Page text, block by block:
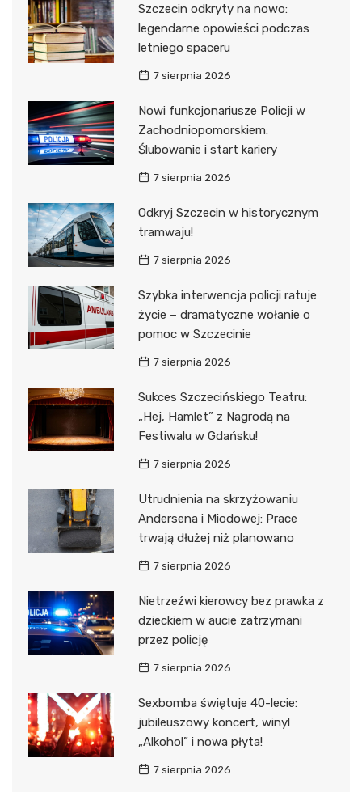
Szczecin odkryty na nowo:
legendarne opowieści podczas
letniego spaceru
7 sierpnia 2026
Nowi funkcjonariusze Policji w
Zachodniopomorskiem:
Ślubowanie i start kariery
7 sierpnia 2026
Odkryj Szczecin w historycznym
tramwaju!
7 sierpnia 2026
Szybka interwencja policji ratuje
życie – dramatyczne wołanie o
pomoc w Szczecinie
7 sierpnia 2026
Sukces Szczecińskiego Teatru:
„Hej, Hamlet” z Nagrodą na
Festiwalu w Gdańsku!
7 sierpnia 2026
Utrudnienia na skrzyżowaniu
Andersena i Miodowej: Prace
trwają dłużej niż planowano
7 sierpnia 2026
Nietrzeźwi kierowcy bez prawka z
dzieckiem w aucie zatrzymani
przez policję
7 sierpnia 2026
Sexbomba świętuje 40-lecie:
jubileuszowy koncert, winyl
„Alkohol” i nowa płyta!
7 sierpnia 2026